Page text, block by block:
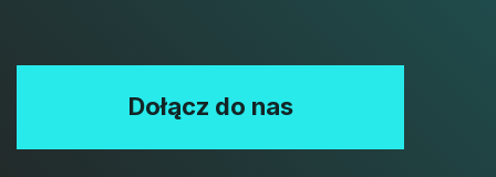
Dołącz do nas